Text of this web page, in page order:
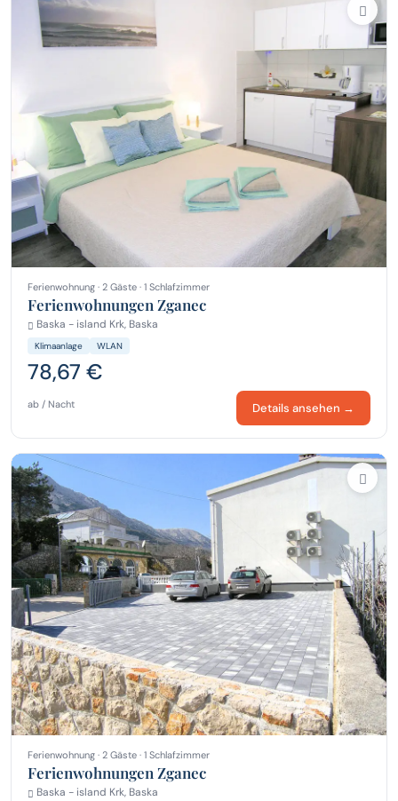
Ferienwohnung · 2 Gäste · 1 Schlafzimmer
Ferienwohnungen Zganec
Baska - island Krk, Baska
Klimaanlage WLAN
78,67 €
ab / Nacht Details ansehen →
Ferienwohnung · 2 Gäste · 1 Schlafzimmer
Ferienwohnungen Zganec
Baska - island Krk, Baska